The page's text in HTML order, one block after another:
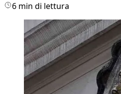
6 min di lettura